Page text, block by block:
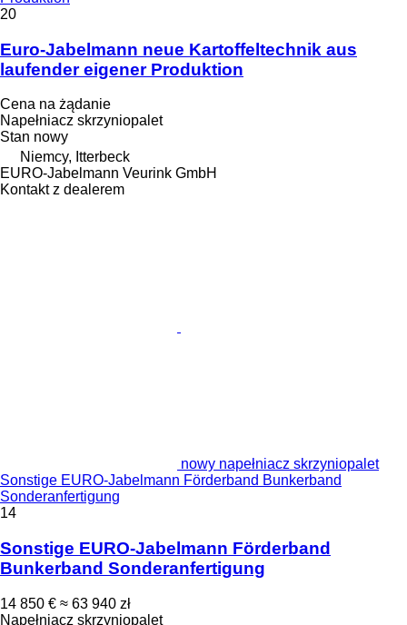
20
Euro-Jabelmann neue Kartoffeltechnik aus
laufender eigener Produktion
Cena na żądanie
Napełniacz skrzyniopalet
Stan nowy
Niemcy, Itterbeck
EURO-Jabelmann Veurink GmbH
Kontakt z dealerem
nowy napełniacz skrzyniopalet
Sonstige EURO-Jabelmann Förderband Bunkerband
Sonderanfertigung
14
Sonstige EURO-Jabelmann Förderband
Bunkerband Sonderanfertigung
14 850 € ≈ 63 940 zł
Napełniacz skrzyniopalet